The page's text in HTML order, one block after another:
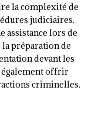
la complexité de
judiciaires.
assistance lors de
préparation de
devant les
également offrir
criminelles.